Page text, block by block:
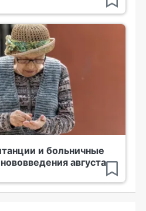
и больничные
августа